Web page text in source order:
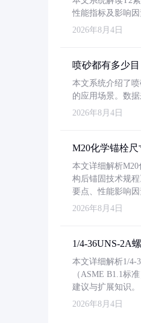
性能指标及影响
2026年8月4日
喷砂都有多少目
本文系统介绍了
的应用场景。数
2026年8月4日
M20化学锚栓
本文详细解析
构后锚固技术规
要点、性能影响
2026年8月4日
1/4-36UNS-2A
本文详细解析1/4-
（ASME B1.1标
建议与扩展知识。
2026年8月4日